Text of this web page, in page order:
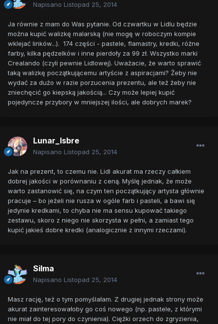
Napisano Listopad 25, 2014
Ja równie z mam do Was pytanie. Od czwartku w Lidlu będzie
można kupić walizkę malarską (nie mogę w roboczym kompie
wklejać linków...). 174 części - pastele, flamastry, kredki, różne
farby, kilka pędzelków i inne pierdoły za 99 zł. Wszystko marki
Crealando (czyli pewnie Lidlowej). Uważacie, że warto sprawić
taką walizkę początkującemu artyście z aspiracjami? Żeby nie
wydać za dużo w razie porzucenia prezentu, ale też żeby nie
zniechęcić go kiepską jakością... Czy może lepiej kupić
pojedyncze przybory w mniejszej ilości, ale dobrych marek?
Lunar_Isbre
Napisano Listopad 25, 2014
Jak na prezent, to czemu nie. Lidl akurat ma rzeczy całkiem
dobrej jakości w porównaniu z ceną. Myślę jednak, że może
warto zastanowić się, na czym ten początkujący artysta głównie
pracuje – bo jeżeli nie rusza w ogóle farb i pasteli, a bawi się
jedynie kredkami, to chyba nie ma sensu kupować takiego
zestawu, skoro z niego nie skorzysta w pełni, a zamiast tego
kupić jakieś dobre kredki (analogicznie z innymi rzeczami).
Silma
Napisano Listopad 25, 2014
Masz rację, też o tym pomyślałam. Z drugiej jednak strony może
akurat zainteresowałoby go coś nowego (np. pastele, z którymi
nie miał do tej pory do czynienia). Ciężki orzech do zgryzienia,